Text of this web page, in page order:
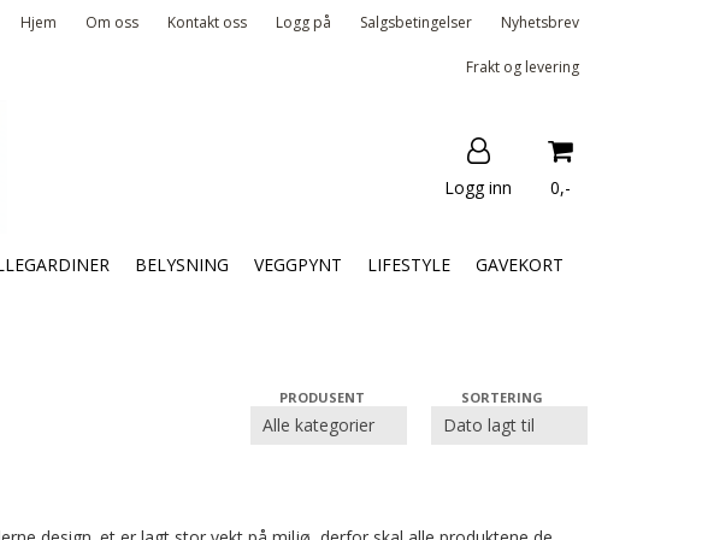
Hjem Om oss Kontakt oss Logg på Salgsbetingelser Nyhetsbrev
Frakt og levering
Logg inn 0,-
BELYSNING VEGGPYNT LIFESTYLE GAVEKORT
PRODUSENT SORTERING